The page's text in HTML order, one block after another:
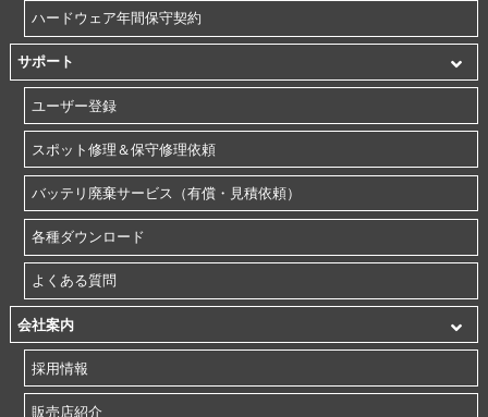
ハードウェア年間保守契約
サポート
ユーザー登録
スポット修理＆保守修理依頼
バッテリ廃棄サービス（有償・見積依頼）
各種ダウンロード
よくある質問
会社案内
採用情報
販売店紹介